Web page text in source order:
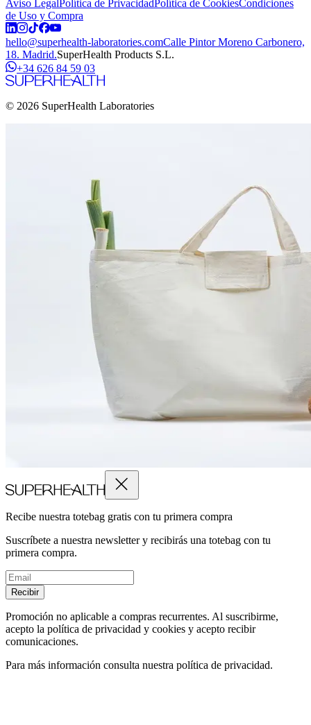
Aviso Legal Política de Privacidad Política de CookiesCondiciones
de Uso y Compra
hello@superhealth-laboratories.comCalle Pintor Moreno Carbonero,
18. Madrid.SuperHealth Products S.L.
+34 626 84 59 03
© 2026 SuperHealth Laboratories
Recibe nuestra totebag gratis con tu primera compra
Suscríbete a nuestra newsletter y recibirás una totebag con tu
primera compra.
Recibir
Promoción no aplicable a compras recurrentes. Al suscribirme,
acepto la política de privacidad y cookies y acepto recibir
comunicaciones.
Para más información consulta nuestra política de privacidad.